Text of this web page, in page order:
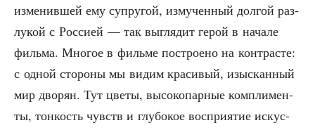
изме­нив­шей ему супру­гой, изму­чен­ный дол­гой раз­
лу­кой с Рос­си­ей — так выгля­дит герой в нача­ле
филь­ма. Мно­гое в филь­ме постро­е­но на кон­тра­сте:
с одной сто­ро­ны мы видим кра­си­вый, изыс­кан­ный
мир дво­рян. Тут цве­ты, высо­ко­пар­ные ком­пли­мен­
ты, тон­кость чувств и глу­бо­кое вос­при­я­тие искус­